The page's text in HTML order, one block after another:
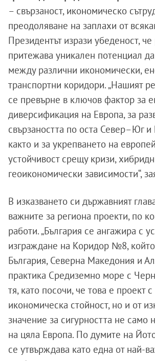
– свързаност, икономическо
преодоляване на заплахи от
Президентът изрази убеденост, че
притежава уникален потенциал
между различни икономически,
транспортни коридори. „Нашият
се превърне в ключов фактор за
диверсификация на Европа, за
свързаността по оста Север–Юг
както и за укрепването на
устойчивост срещу кризи,
геоикономически зависимости“,
В изказването си държавният
важните за региона проекти, по
работи. „България се ангажира с
изграждане на Коридор №8,
България, Северна Македония и
практика Средиземно море с
тя, като посочи, че това е проект
икономическа стойност, но и от
значение за сигурността не само
на цяла Европа. По думите на
се утвърждава като една от най-